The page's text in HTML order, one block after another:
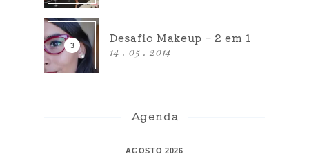
Desafio Makeup – 2 em 1
14 . 05 . 2014
Agenda
AGOSTO 2026